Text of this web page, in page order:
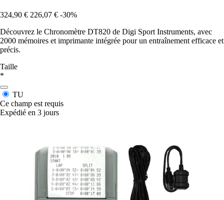
324,90 € 226,07 € -30%
Découvrez le Chronomètre DT820 de Digi Sport Instruments, avec
2000 mémoires et imprimante intégrée pour un entraînement efficace et
précis.
Taille
*
TU
Ce champ est requis
Expédié en 3 jours